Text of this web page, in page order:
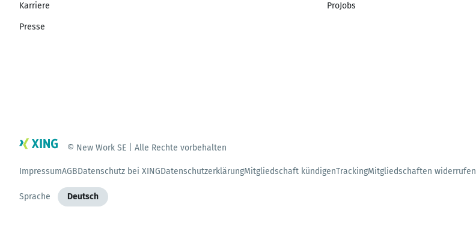
Karriere
Presse
ProJobs
© New Work SE | Alle Rechte vorbehalten
ImpressumAGBDatenschutz bei XINGDatenschutzerklärungMitgliedschaft kündigenTrackingMitgliedschaften widerrufen
Sprache Deutsch